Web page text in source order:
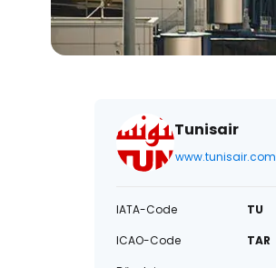
Tunisair
www.tunisair.com
IATA-Code
TU
ICAO-Code
TAR